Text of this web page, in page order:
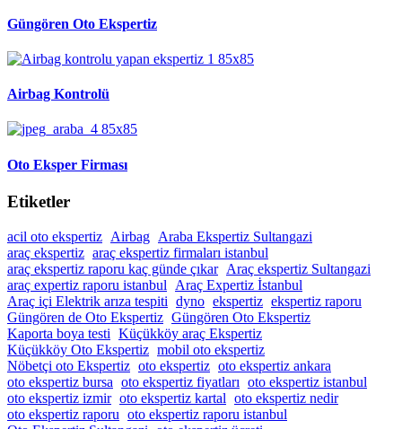
Güngören Oto Ekspertiz
Airbag Kontrolü
Oto Eksper Firması
Etiketler
acil oto ekspertiz Airbag Araba Ekspertiz Sultangazi
araç ekspertiz araç ekspertiz firmaları istanbul
araç ekspertiz raporu kaç günde çıkar Araç ekspertiz Sultangazi
araç expertiz raporu istanbul
Araç Expertiz İstanbul
Araç içi Elektrik arıza tespiti dyno ekspertiz ekspertiz raporu
Güngören de Oto Ekspertiz Güngören Oto Ekspertiz
Kaporta boya testi Küçükköy araç Ekspertiz
Küçükköy Oto Ekspertiz mobil oto ekspertiz
Nöbetçi oto Ekspertiz oto ekspertiz oto ekspertiz ankara
oto ekspertiz bursa oto ekspertiz fiyatları oto ekspertiz istanbul
oto ekspertiz izmir oto ekspertiz kartal oto ekspertiz nedir
oto ekspertiz raporu oto ekspertiz raporu istanbul